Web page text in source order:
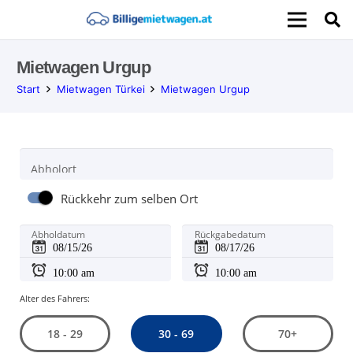
Mietwagen Urgup
Start Mietwagen Türkei Mietwagen Urgup
Abholort
Rückkehr zum selben Ort
Abholdatum Rückgabedatum
Alter des Fahrers:
18 - 29 30 - 69 70+